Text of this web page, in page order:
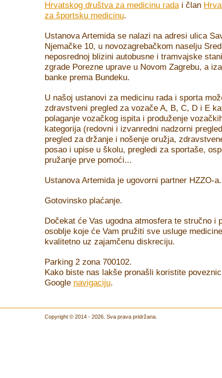
Hrvatskog društva za medicinu radai član
za športsku medicinu.
Ustanova Artemida se nalazi na adresi ulica
Njemačke 10, u novozagrebačkom naselju
neposrednoj blizini autobusne i tramvajske
zgrade Porezne uprave u Novom Zagrebu, a
banke prema Bundeku.
U našoj ustanovi za medicinu rada i sporta
zdravstveni pregled za vozače A, B, C, D i E
polaganje vozačkog ispita i produženje
kategorija (redovni i izvanredni nadzorni
pregled za držanje i nošenje oružja,
posao i upise u školu, pregledi za sportaše,
pružanje prve pomoći...
Ustanova Artemida je ugovorni partner HZZO-a.
Gotovinsko plaćanje.
Dočekat će Vas ugodna atmosfera te stručno i
osoblje koje će Vam pružiti sve usluge
kvalitetno uz zajamčenu diskreciju.
Parking 2 zona 700102.
Kako biste nas lakše pronašli koristite
Google navigaciju.
Copyright © 2014 - 2026. Sva prava pridržana.